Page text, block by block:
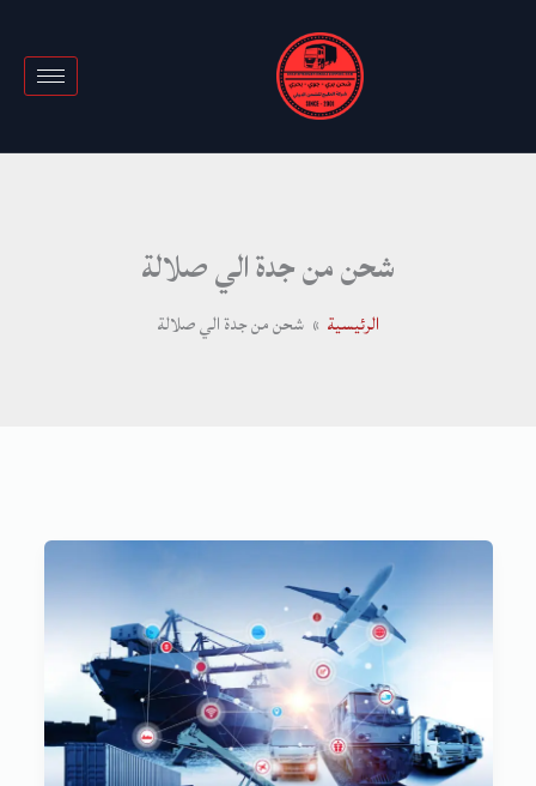
شحن من جدة الي صلالة
الرئيسية شحن من جدة الي صلالة